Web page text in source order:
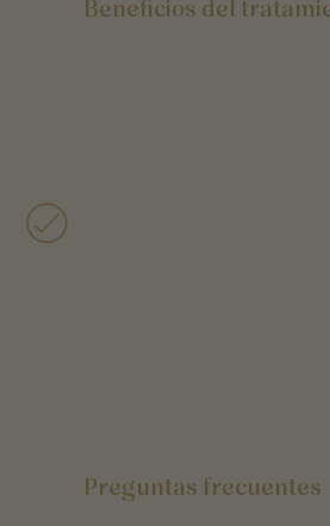
Beneficios del
Preguntas frecuentes